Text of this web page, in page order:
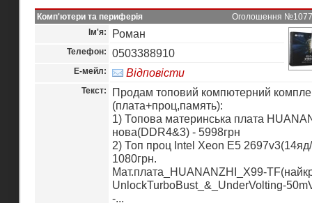
Комп'ютери та периферія
Оголошення
Ім'я:
Роман
Телефон: 0503388910
Е-мейл: Відповісти
Текст:
Продам топовий компютерний
(плата+проц,память):
1) Топова материнська плата
нова(DDR4&3) - 5998грн
2) Топ проц Intel Xeon E5
1080грн.
Мат.плата_HUANANZHI_X99-
UnlockTurboBust_&_UnderVolting-
-...